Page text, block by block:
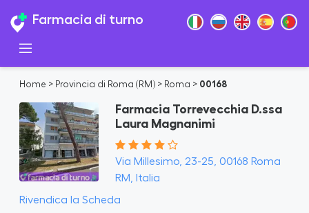
Farmacia di turno
Home > Provincia di Roma (RM) > Roma > 00168
Farmacia Torrevecchia D.ssa
Laura Magnanimi
Via Millesimo, 23-25, 00168 Roma
RM, Italia
Rivendica la Scheda